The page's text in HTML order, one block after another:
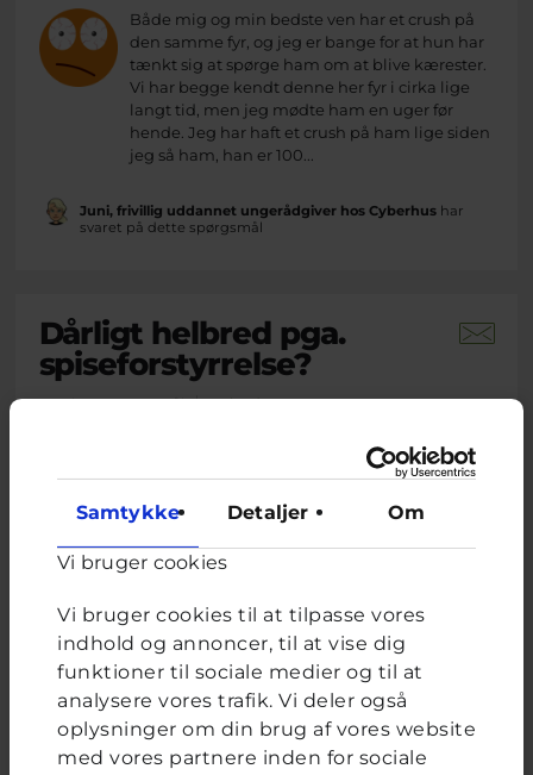
Samtykke Detaljer Om
Vi bruger cookies
Vi bruger cookies til at tilpasse vores
indhold og annoncer, til at vise dig
funktioner til sociale medier og til at
analysere vores trafik. Vi deler også
oplysninger om din brug af vores website
med vores partnere inden for sociale
Både mig og min bedste ven har et crush på
den samme fyr, og jeg er bange for at hun har
tænkt sig at spørge ham om at blive kærester.
Vi har begge kendt denne her fyr i cirka lige
langt tid, men jeg mødte ham en uger før
hende. Jeg har haft et crush på ham lige siden
jeg så ham, han er 100...
Juni, frivillig uddannet ungerådgiver hos Cyberhushar
svaret på dette spørgsmål
Dårligt helbred pga.
spiseforstyrrelse?
Brevkassespørgsmål
#Blandet
På det seneste har jeg udviklet noget jeg tror
er en spiseforstyrrelse. Jeg spiser ikke
morgenmad eller frokost, og kun en halv
portion aftensmad. Nogle gange ender jeg
med at spise et fuldt måltid og får mig selv til
svimmel, træt, mit hjerte...
Lukas, frivillig uddannet ungerådgiver hos Cyberhus
svaret på dette spørgsmål